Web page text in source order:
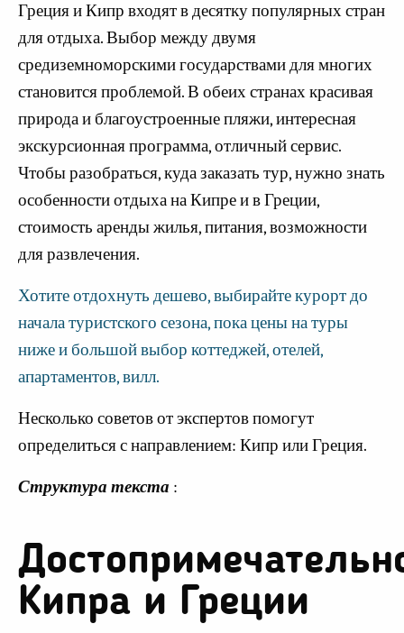
Греция и Кипр входят в десятку популярных стран
для отдыха. Выбор между двумя
средиземноморскими государствами для многих
становится проблемой. В обеих странах красивая
природа и благоустроенные пляжи, интересная
экскурсионная программа, отличный сервис.
Чтобы разобраться, куда заказать тур, нужно знать
особенности отдыха на Кипре и в Греции,
стоимость аренды жилья, питания, возможности
для развлечения.
Хотите отдохнуть дешево, выбирайте курорт до
начала туристского сезона, пока цены на туры
ниже и большой выбор коттеджей, отелей,
апартаментов, вилл.
Несколько советов от экспертов помогут
определиться с направлением: Кипр или Греция.
Структура текста :
Кипра и Греции